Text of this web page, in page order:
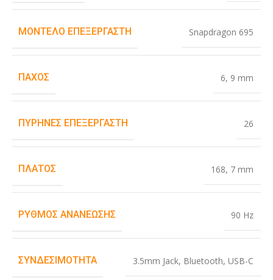
ΜΟΝΤΈΛΟ ΕΠΕΞΕΡΓΑΣΤΉ Snapdragon 695
ΠΆΧΟΣ 6, 9 mm
ΠΥΡΉΝΕΣ ΕΠΕΞΕΡΓΑΣΤΉ 26
ΠΛΆΤΟΣ 168, 7 mm
ΡΥΘΜΌΣ ΑΝΑΝΈΩΣΗΣ 90 Hz
ΣΥΝΔΕΣΙΜΌΤΗΤΑ 3.5mm Jack, Bluetooth, USB-C